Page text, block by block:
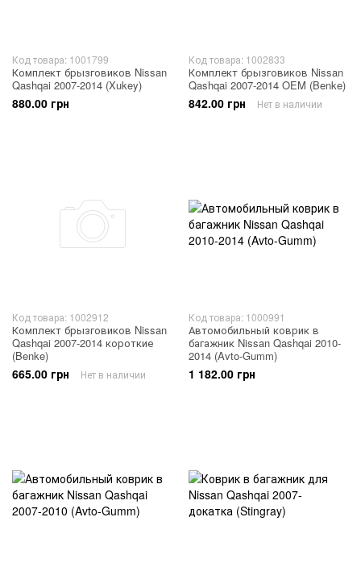
Код товара: 1001799
Комплект брызговиков Nissan
Qashqai 2007-2014 (Xukey)
880.00 грн
Код товара: 1002833
Комплект брызговиков Nissan
Qashqai 2007-2014 OEM (Benke)
842.00 грн Нет в наличии
Код товара: 1002912
Комплект брызговиков Nissan
Qashqai 2007-2014 короткие
(Benke)
665.00 грн Нет в наличии
Код товара: 1000991
Автомобильный коврик в
багажник Nissan Qashqai 2010-
2014 (Avto-Gumm)
1 182.00 грн